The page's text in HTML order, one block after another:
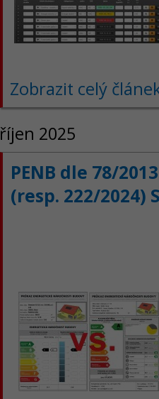
Zobrazit celý
říjen 2025
PENB dle 78/
(resp. 222/2024)